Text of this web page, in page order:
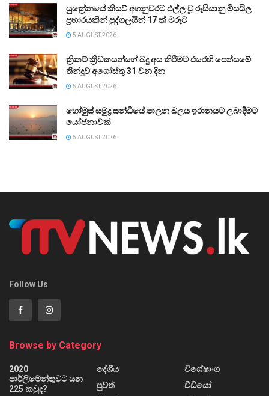
යුක්‍රේනයේ කියව් අගනුවරට එල්ල වූ රුසියානු මිසයිල
ප්‍රහාරයකින් පුද්ගලයින් 17 ක් මරුට
5 AUGUST 2026
ක්‍රිකට් ක්‍රීඩකයන්ගේ බදු අය කිරීමට එරෙහි පෙත්සමේ
තීන්දුව අගෝස්තු 31 වන දින
5 AUGUST 2026
හෝමුස් සමුද්‍ර සන්ධියේ පාලන බලය ඉරානයට ලබාදීමට
යෝජනාවක්
5 AUGUST 2026
Follow Us
Browse by Category
2020
පාර්ලිමේන්තුවට යන
225 කවුද?
දේශීය
පුවත්
විශේෂාංග
වීඩියෝ